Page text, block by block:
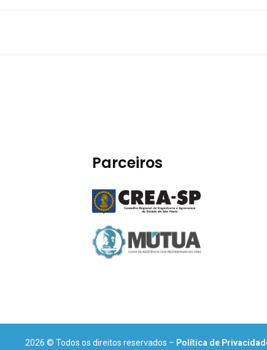
Parceiros
2026 © Todos os direitos reservados – Política de